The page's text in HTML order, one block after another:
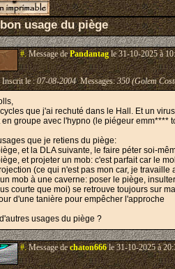
usage du piège
#.Message dePandantagle 31-10-2025 à
le :07-08-2004Messages:350 (Golem
que j'ai rechuté dans le Hall. Et un
groupe avec l'hypno (le piégeur emm****
que je retiens du piège:
et la DLA suivante, le faire péter soi-
et projeter un mob: c'est parfait car le
(ce qui n'est pas mon car, je travaille
mob à une caverne: poser le piège,
courte que moi) se retrouve toujours sur
d'une tanière pour empêcher l'approche
usages du piège ?
#.Message dechaton666le 31-10-2025 à